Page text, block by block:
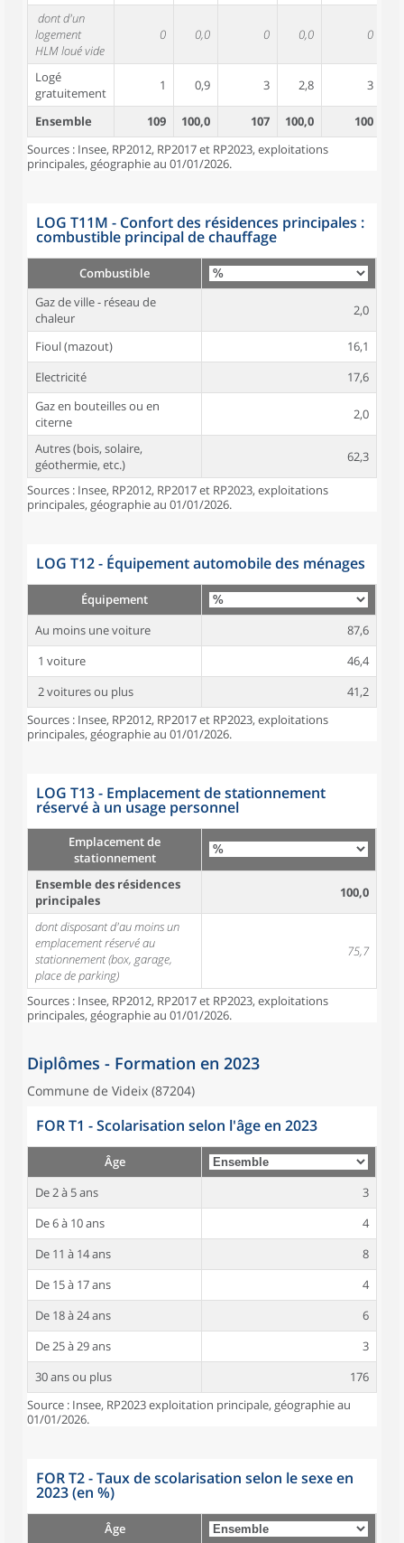
dont d'un
logement
HLM loué vide
0 0,0 0 0,0 0
Logé
gratuitement
1 0,9 3 2,8 3
Ensemble 109 100,0 107 100,0 100
Sources : Insee, RP2012, RP2017 et RP2023, exploitations
principales, géographie au 01/01/2026.
LOG T11M - Confort des résidences principales :
combustible principal de chauffage
Combustible
Gaz de ville - réseau de
chaleur
2,0
Fioul (mazout)
16,1
Electricité
17,6
Gaz en bouteilles ou en
citerne
2,0
Autres (bois, solaire,
géothermie, etc.)
62,3
Sources : Insee, RP2012, RP2017 et RP2023, exploitations
principales, géographie au 01/01/2026.
LOG T12 - Équipement automobile des ménages
Équipement
Au moins une voiture
87,6
1 voiture
46,4
2 voitures ou plus
41,2
Sources : Insee, RP2012, RP2017 et RP2023, exploitations
principales, géographie au 01/01/2026.
LOG T13 - Emplacement de stationnement
réservé à un usage personnel
Emplacement de
stationnement
Ensemble des résidences
principales
100,0
dont disposant d'au moins un
emplacement réservé au
stationnement (box, garage,
place de parking)
75,7
Sources : Insee, RP2012, RP2017 et RP2023, exploitations
principales, géographie au 01/01/2026.
Diplômes - Formation en 2023
Commune de Videix (87204)
FOR T1 - Scolarisation selon l'âge en 2023
Âge
De 2 à 5 ans
3
De 6 à 10 ans
4
De 11 à 14 ans
8
De 15 à 17 ans
4
De 18 à 24 ans
6
De 25 à 29 ans
3
30 ans ou plus
176
Source : Insee, RP2023 exploitation principale, géographie au
01/01/2026.
FOR T2 - Taux de scolarisation selon le sexe en
2023 (en %)
Âge